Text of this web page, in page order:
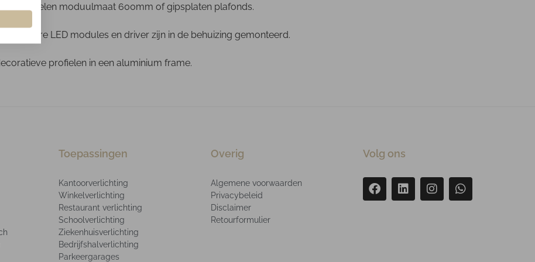
profielen moduulmaat 600mm of gipsplaten plafonds.
lineaire LED modules en driver zijn in de behuizing gemonteerd.
profielen in een aluminium frame.
Toepassingen
Kantoorverlichting
Winkelverlichting
Restaurant verlichting
Schoolverlichting
Ziekenhuisverlichting
Bedrijfshalverlichting
Parkeergarages
Overig
Algemene voorwaarden
Privacybeleid
Disclaimer
Retourformulier
Volg ons